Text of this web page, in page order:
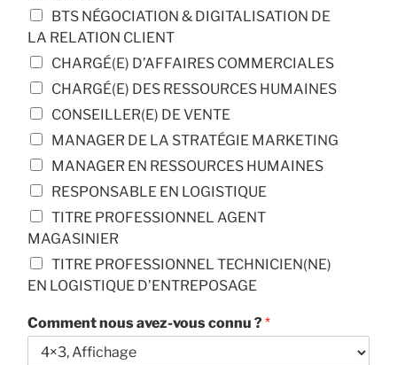
BTS NÉGOCIATION & DIGITALISATION DE
LA RELATION CLIENT
CHARGÉ(E) D’AFFAIRES COMMERCIALES
CHARGÉ(E) DES RESSOURCES HUMAINES
CONSEILLER(E) DE VENTE
MANAGER DE LA STRATÉGIE MARKETING
MANAGER EN RESSOURCES HUMAINES
RESPONSABLE EN LOGISTIQUE
TITRE PROFESSIONNEL AGENT
MAGASINIER
TITRE PROFESSIONNEL TECHNICIEN(NE)
EN LOGISTIQUE D’ENTREPOSAGE
Comment nous avez-vous connu ?*